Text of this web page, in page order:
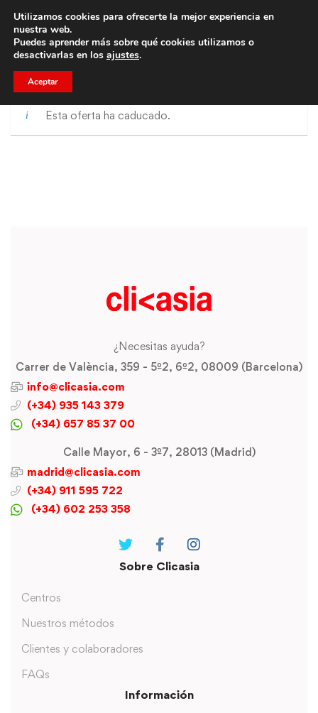
Trae a un amigo y llevaos un total de 75€ de descuento.
Esta oferta ha caducado.
¿Necesitas ayuda?
Carrer de València, 359 - 5º2, 6º2, 08009 (Barcelona)
info@clicasia.com
(+34) 935 143 379
(+34) 657 85 37 00
Calle Mayor, 6 - 3º7, 28013 (Madrid)
madrid@clicasia.com
(+34) 911 595 722
(+34) 602 253 358
Sobre Clicasia
Centros
Nuestros métodos
Clientes y colaboradores
FAQs
Información
Utilizamos cookies para ofrecerte la mejor experiencia en
nuestra web.
Puedes aprender más sobre qué cookies utilizamos o
desactivarlas en los ajustes.
Aceptar